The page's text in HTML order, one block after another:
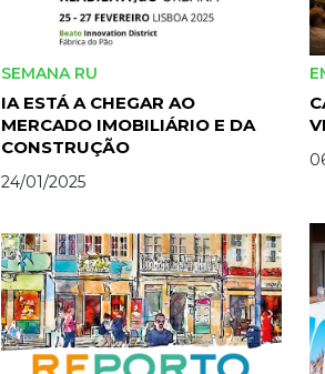
SEMANA RU
IA ESTÁ A CHEGAR AO
MERCADO IMOBILIÁRIO E DA
CONSTRUÇÃO
24/01/2025